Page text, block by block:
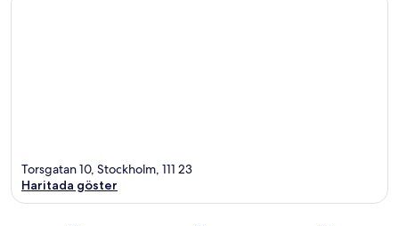
Torsgatan 10, Stockholm, 111 23
Haritada göster